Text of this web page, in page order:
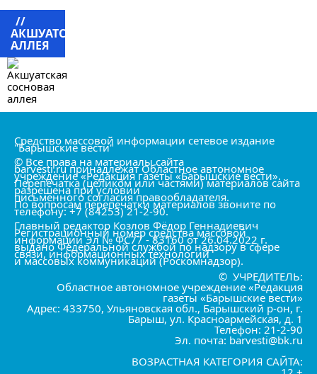
//
АКШУАТСКАЯ
АЛЛЕЯ
Средство массовой информации сетевое издание
"Барышские вести"
© Все права на материалы сайта
barvesti.ru принадлежат Областное автономное
учреждение «Редакция газеты «Барышские вести».
Перепечатка (целиком или частями) материалов сайта
разрешена при условии
письменного согласия правообладателя.
По вопросам перепечатки материалов звоните по
телефону: +7 (84253) 21-2-90.
Главный редактор Козлов Фёдор Геннадиевич
Регистрационный номер средства массовой
информации Эл № ФС77 - 83160 от 26.04.2022 г.
выдано Федеральной службой по надзору в сфере
связи, информационных технологий
и массовых коммуникаций (Роскомнадзор).
© УЧРЕДИТЕЛЬ:
Областное автономное учреждение «Редакция
газеты «Барышские вести»
Адрес: 433750, Ульяновская обл., Барышский р-он, г.
Барыш, ул. Красноармейская, д. 1
Телефон: 21-2-90
Эл. почта: barvesti@bk.ru
ВОЗРАСТНАЯ КАТЕГОРИЯ САЙТА: